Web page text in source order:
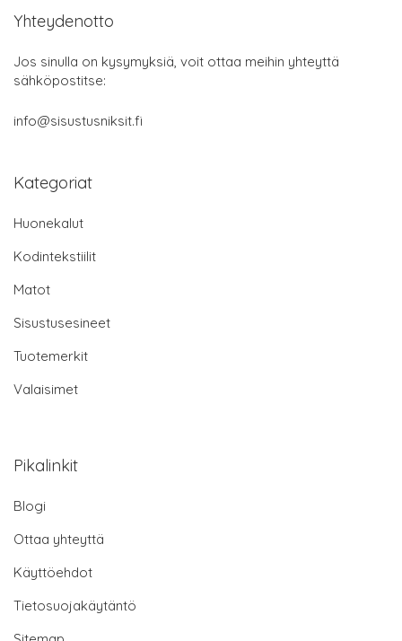
Yhteydenotto
Jos sinulla on kysymyksiä, voit ottaa meihin yhteyttä
sähköpostitse:
info@sisustusniksit.fi
Kategoriat
Huonekalut
Kodintekstiilit
Matot
Sisustusesineet
Tuotemerkit
Valaisimet
Pikalinkit
Blogi
Ottaa yhteyttä
Käyttöehdot
Tietosuojakäytäntö